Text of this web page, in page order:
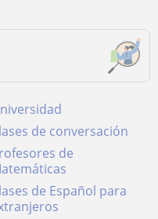
Universidad
Clases de conversación